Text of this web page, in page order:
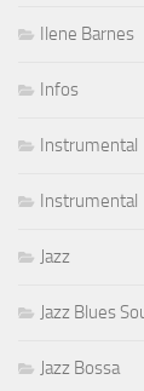
Ilene Barnes
Infos
Instrumental
Instrumental
Jazz
Jazz Blues
Jazz Bossa